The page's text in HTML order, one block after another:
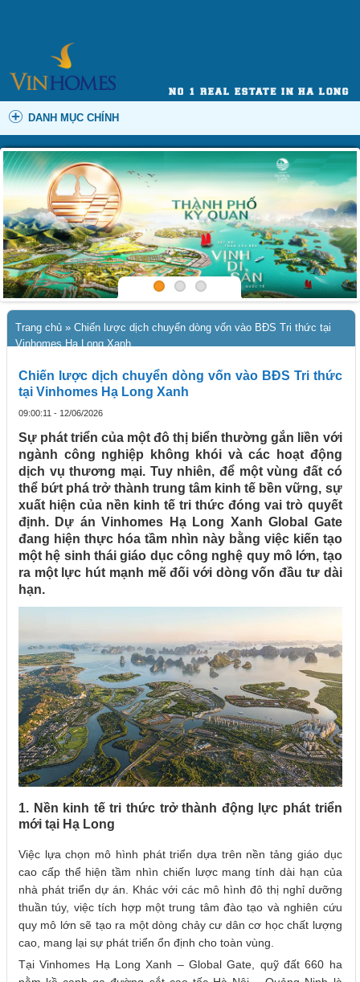
DANH MỤC CHÍNH
Trang chủ » Chiến lược dịch chuyển dòng vốn vào BĐS Tri thức tại
Vinhomes Hạ Long Xanh
Chiến lược dịch chuyển dòng vốn vào BĐS Tri thức
tại Vinhomes Hạ Long Xanh
09:00:11 - 12/06/2026
Sự phát triển của một đô thị biển thường gắn liền với
ngành công nghiệp không khói và các hoạt động
dịch vụ thương mại. Tuy nhiên, để một vùng đất có
thể bứt phá trở thành trung tâm kinh tế bền vững, sự
xuất hiện của nền kinh tế tri thức đóng vai trò quyết
định. Dự án Vinhomes Hạ Long Xanh Global Gate
đang hiện thực hóa tầm nhìn này bằng việc kiến tạo
một hệ sinh thái giáo dục công nghệ quy mô lớn, tạo
ra một lực hút mạnh mẽ đối với dòng vốn đầu tư dài
hạn.
1. Nền kinh tế tri thức trở thành động lực phát triển
mới tại Hạ Long
Việc lựa chọn mô hình phát triển dựa trên nền tảng giáo dục
cao cấp thể hiện tầm nhìn chiến lược mang tính dài hạn của
nhà phát triển dự án. Khác với các mô hình đô thị nghỉ dưỡng
thuần túy, việc tích hợp một trung tâm đào tạo và nghiên cứu
quy mô lớn sẽ tạo ra một dòng chảy cư dân cơ học chất lượng
cao, mang lại sự phát triển ổn định cho toàn vùng.
Tại Vinhomes Hạ Long Xanh – Global Gate, quỹ đất 660 ha